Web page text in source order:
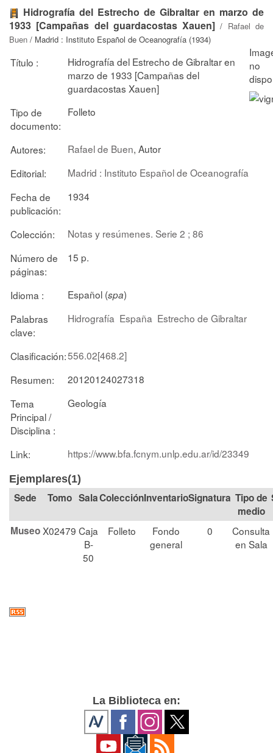
Hidrografía del Estrecho de Gibraltar en marzo de
1933 [Campañas del guardacostas Xauen] / Rafael de
Buen / Madrid : Instituto Español de Oceanografía (1934)
Título :
Hidrografía del Estrecho de Gibraltar en
marzo de 1933 [Campañas del
guardacostas Xauen]
Tipo de
documento:
Folleto
Autores: Rafael de Buen, Autor
Editorial:
Madrid : Instituto Español de Oceanografía
Fecha de
publicación:
1934
Colección:
Notas y resúmenes. Serie 2 ; 86
Número de
páginas:
15 p.
Idioma : Español (spa)
Palabras
clave:
Hidrografía España Estrecho de Gibraltar
Clasificación:556.02[468.2]
Resumen:
20120124027318
Tema
Principal /
Disciplina :
Geología
Link: https://www.bfa.fcnym.unlp.edu.ar/id/23349
Ejemplares(1)
Tomo SalaColección Signatura Tipo de
medio
MuseoX02479 Caja
B-
50
Folleto
Fondo
general
0
Consulta
en Sala
La Biblioteca en: